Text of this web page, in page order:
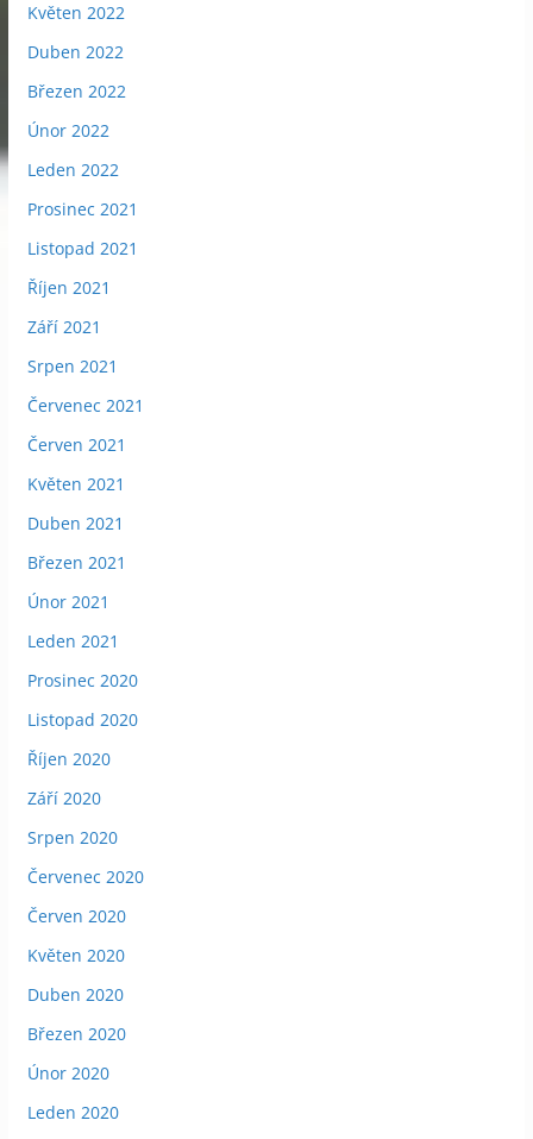
Květen 2022
Duben 2022
Březen 2022
Únor 2022
Leden 2022
Prosinec 2021
Listopad 2021
Říjen 2021
Září 2021
Srpen 2021
Červenec 2021
Červen 2021
Květen 2021
Duben 2021
Březen 2021
Únor 2021
Leden 2021
Prosinec 2020
Listopad 2020
Říjen 2020
Září 2020
Srpen 2020
Červenec 2020
Červen 2020
Květen 2020
Duben 2020
Březen 2020
Únor 2020
Leden 2020